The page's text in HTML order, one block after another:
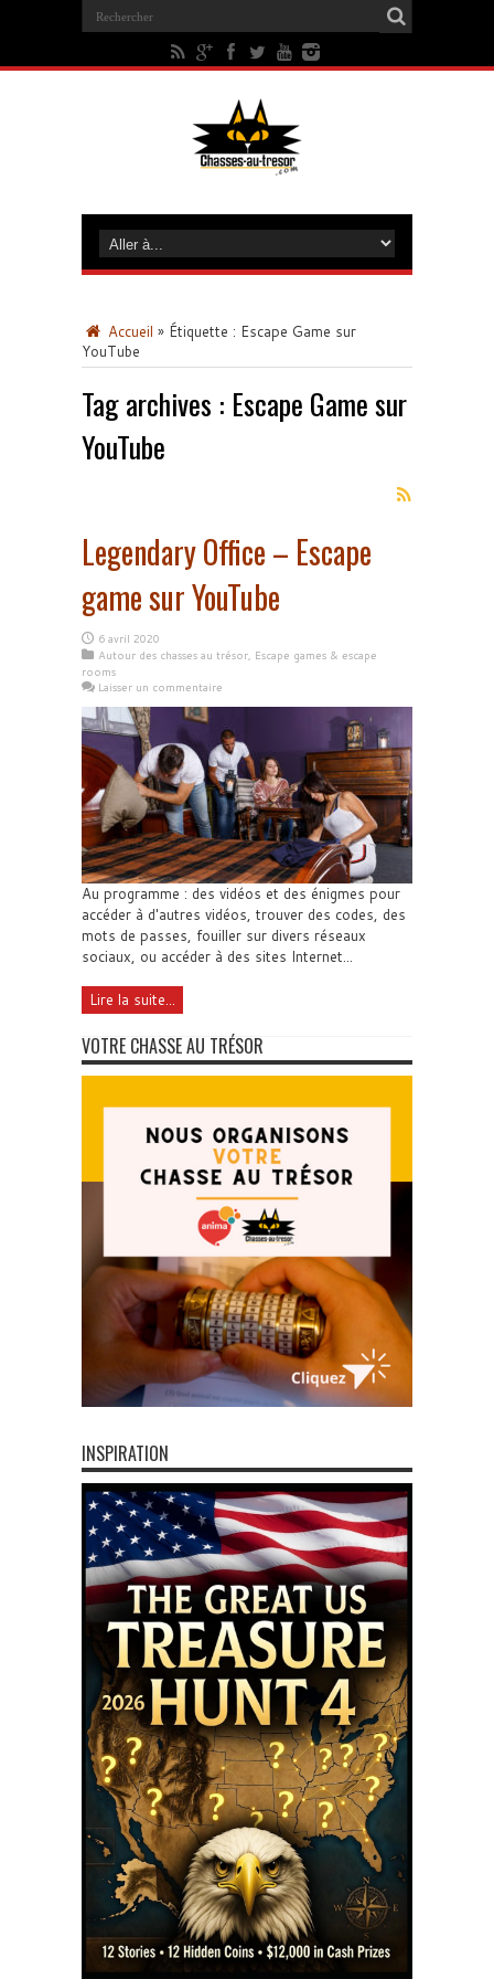
Accueil » Étiquette : Escape Game sur
YouTube
Tag archives : Escape Game sur
YouTube
Legendary Office – Escape
game sur YouTube
6 avril 2020
Autour des chasses au trésor, Escape games & escape
rooms
Laisser un commentaire
Au programme : des vidéos et des énigmes pour
accéder à d'autres vidéos, trouver des codes, des
mots de passes, fouiller sur divers réseaux
sociaux, ou accéder à des sites Internet...
Lire la suite...
VOTRE CHASSE AU TRÉSOR
INSPIRATION